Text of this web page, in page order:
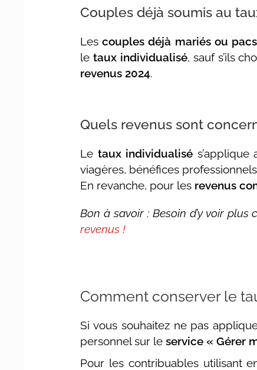
Couples déjà soumis au
Lescouples déjà mariés ou
letaux individualisé, sauf s’ils
revenus 2024.
Quels revenus sont
Le taux individualisé s’applique
viagères, bénéfices
En revanche, pour les revenus
Bon à savoir : Besoin d’y voir
revenus !
Comment conserver le
Si vous souhaitez ne pas
personnel sur leservice « Gérer
Pour les contribuables utilisant